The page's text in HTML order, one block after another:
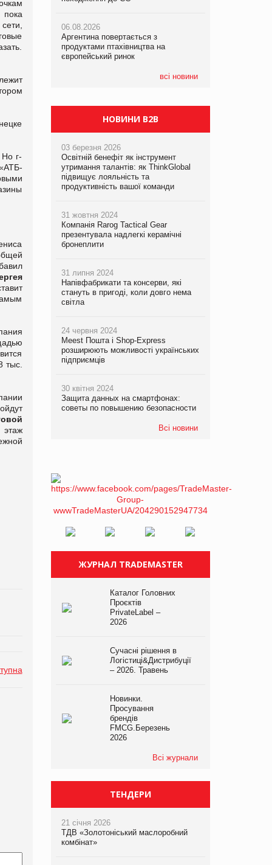
г-
тыс.
06.08.2026
Аргентина повертається з
продуктами птахівництва на
європейський ринок
всі новини
06.08.2026
Аргентина повертається з
продуктами птахівництва на
європейський ринок
06.08.2026
Аргентина повертається з
продуктами птахівництва на
європейський ринок
НОВИНИ B2B
03 березня 2026
Освітній бенефіт як інструмент
утримання талантів: як ThinkGlobal
підвищує лояльність та
продуктивність вашої команди
31 жовтня 2024
Компанія Rarog Tactical Gear
презентувала надлегкі керамічні
бронеплити
31 липня 2024
Напівфабрикати та консерви, які
стануть в пригоді, коли довго нема
світла
24 червня 2024
Meest Пошта і Shop-Express
розширюють можливості українських
підприємців
30 квітня 2024
Защита данных на смартфонах:
советы по повышению безопасности
Всі новини
ЖУРНАЛ TRADEMASTER
Каталог Головних
Проєктів
PrivateLabel –
2026
Сучасні рішення в
Логістиці&Дистрибуції
– 2026. Травень
Новинки.
Просування
брендів
FMCG.Березень
2026
Всі журнали
ТЕНДЕРИ
21 січня 2026
ТДВ «Золотоніський маслоробний
комбінат»